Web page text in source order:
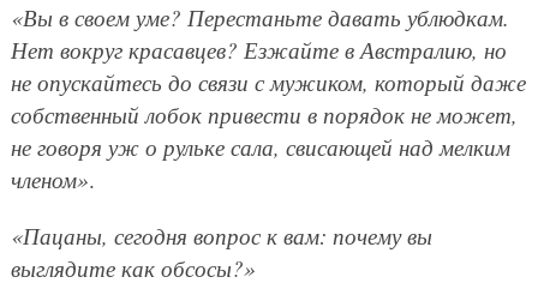
«Вы в своем уме? Перестаньте давать ублюдкам.
Нет вокруг красавцев? Езжайте в Австралию, но
не опускайтесь до связи с мужиком, который даже
собственный лобок привести в порядок не может,
не говоря уж о рульке сала, свисающей над мелким
членом».
«Пацаны, сегодня вопрос к вам: почему вы
выглядите как обсосы?»